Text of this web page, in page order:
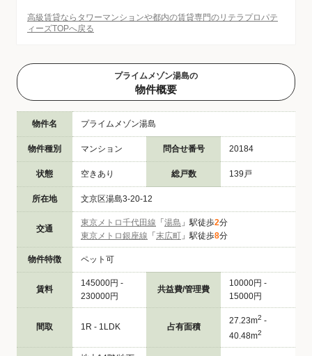
高級賃貸ならタワーマンションや都内の賃貸専門のリテラプロパテ
ィーズTOPへ戻る
プライムメゾン湯島の
物件概要
物件名 プライムメゾン湯島
物件種別 マンション 問合せ番号 20184
状態 空きあり 総戸数 139戸
所在地 文京区湯島3-20-12
交通
東京メトロ千代田線 「 湯島 」駅徒歩2分
東京メトロ銀座線 「 末広町 」駅徒歩8分
物件特徴 ペット可
賃料
145000円 -
230000円
共益費/管理費
10000円 -
15000円
間取 1R - 1LDK 占有面積
27.23m2 -
40.48m2